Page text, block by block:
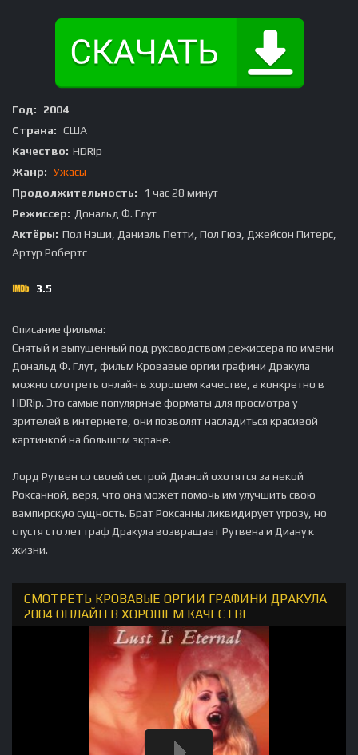
Год:
2004
Страна: США
Качество: HDRip
Жанр: Ужасы
Продолжительность:
1 час 28 минут
Режиссер: Дональд Ф. Глут
Актёры: Пол Нэши, Даниэль Петти, Пол Гюэ, Джейсон Питерс,
Артур Робертс
3.5
Описание фильма:
Снятый и выпущенный под руководством режиссера по имени
Дональд Ф. Глут, фильм Кровавые оргии графини Дракула
можно смотреть онлайн в хорошем качестве, а конкретно в
HDRip. Это самые популярные форматы для просмотра у
зрителей в интернете, они позволят насладиться красивой
картинкой на большом экране.
Лорд Рутвен со своей сестрой Дианой охотятся за некой
Роксанной, веря, что она может помочь им улучшить свою
вампирскую сущность. Брат Роксанны ликвидирует угрозу, но
спустя сто лет граф Дракула возвращает Рутвена и Диану к
жизни.
СМОТРЕТЬ КРОВАВЫЕ ОРГИИ ГРАФИНИ ДРАКУЛА
2004 ОНЛАЙН В ХОРОШЕМ КАЧЕСТВЕ